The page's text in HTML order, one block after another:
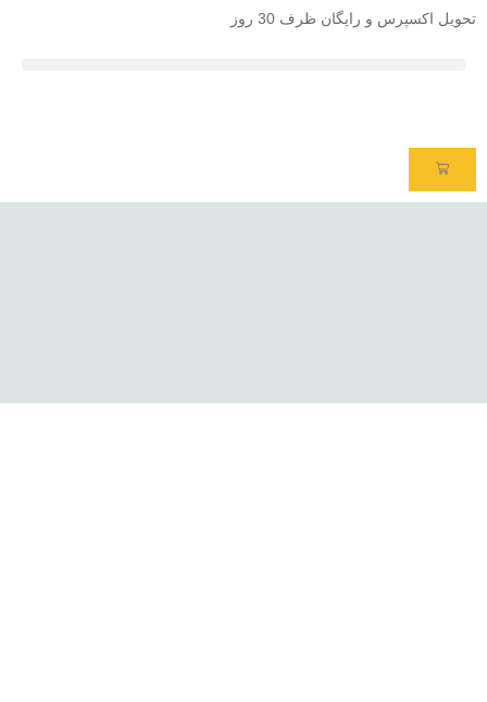
تحویل اکسپرس و رایگان ظرف 30 روز